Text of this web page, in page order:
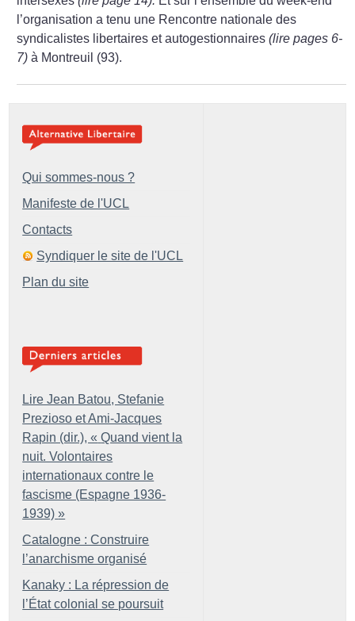
l’organisation a tenu une Rencontre nationale des
syndicalistes libertaires et autogestionnaires(lire pages 6-
7) à Montreuil (93).
Qui sommes-nous ?
Manifeste de l'UCL
Contacts
Syndiquer le site de l'UCL
Plan du site
Lire Jean Batou, Stefanie
Prezioso et Ami-Jacques
Rapin (dir.), « Quand vient la
nuit. Volontaires
internationaux contre le
fascisme (Espagne 1936-
1939) »
Catalogne : Construire
l’anarchisme organisé
Kanaky : La répression de
l’État colonial se poursuit